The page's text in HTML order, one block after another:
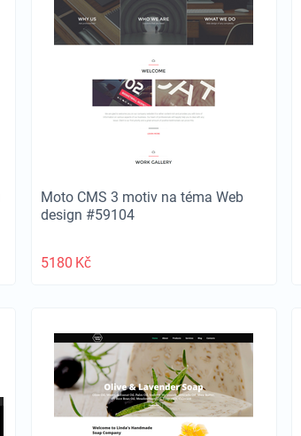
Moto CMS 3 motiv na téma Web
design #59104
5180 Kč